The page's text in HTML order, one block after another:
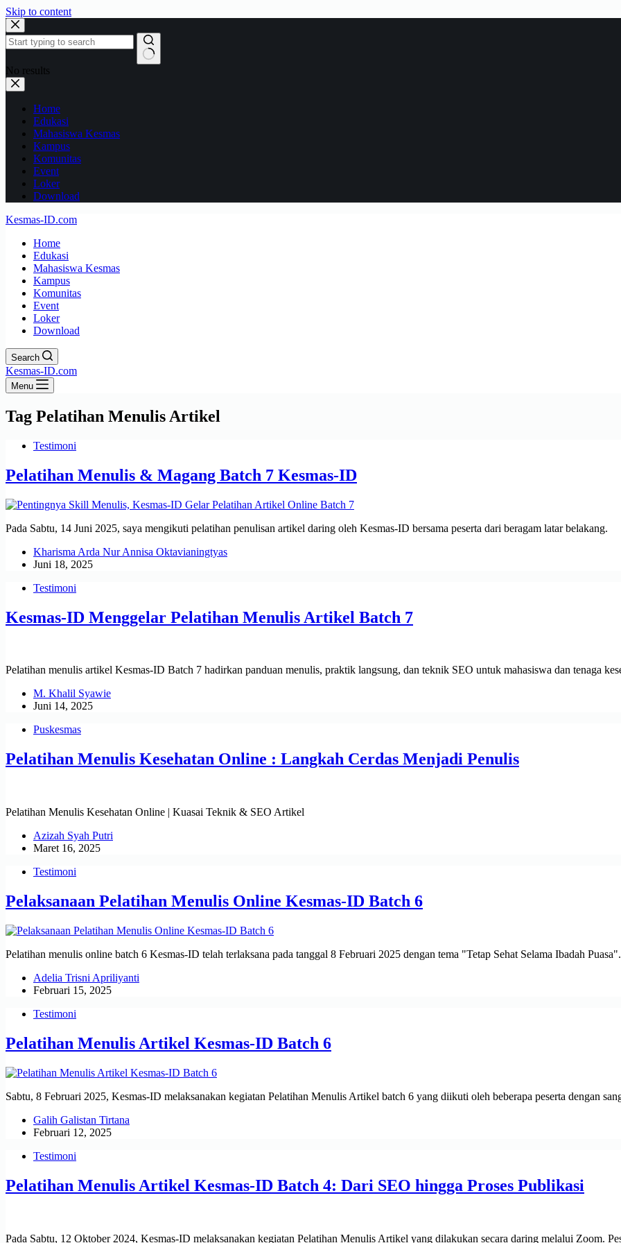
Skip to content
No results
Home
Edukasi
Mahasiswa Kesmas
Kampus
Komunitas
Event
Loker
Download
Kesmas-ID.com
Home
Edukasi
Mahasiswa Kesmas
Kampus
Komunitas
Event
Loker
Download
Search
Kesmas-ID.com
Menu
Tag Pelatihan Menulis Artikel
Testimoni
Pelatihan Menulis & Magang Batch 7 Kesmas-ID
Pada Sabtu, 14 Juni 2025, saya mengikuti pelatihan penulisan artikel daring oleh Kesmas-ID bersama peserta dari beragam latar belakang.
Kharisma Arda Nur Annisa Oktavianingtyas
Juni 18, 2025
Testimoni
Kesmas-ID Menggelar Pelatihan Menulis Artikel Batch 7
Pelatihan menulis artikel Kesmas-ID Batch 7 hadirkan panduan menulis, praktik langsung, dan teknik SEO untuk mahasiswa dan tenaga
M. Khalil Syawie
Juni 14, 2025
Puskesmas
Pelatihan Menulis Kesehatan Online : Langkah Cerdas Menjadi Penulis
Pelatihan Menulis Kesehatan Online | Kuasai Teknik & SEO Artikel
Azizah Syah Putri
Maret 16, 2025
Testimoni
Pelaksanaan Pelatihan Menulis Online Kesmas-ID Batch 6
Pelatihan menulis online batch 6 Kesmas-ID telah terlaksana pada tanggal 8 Februari 2025 dengan tema "Tetap Sehat Selama Ibadah Puasa".
Adelia Trisni Apriliyanti
Februari 15, 2025
Testimoni
Pelatihan Menulis Artikel Kesmas-ID Batch 6
Sabtu, 8 Februari 2025, Kesmas-ID melaksanakan kegiatan Pelatihan Menulis Artikel batch 6 yang diikuti oleh beberapa peserta dengan
Galih Galistan Tirtana
Februari 12, 2025
Testimoni
Pelatihan Menulis Artikel Kesmas-ID Batch 4: Dari SEO hingga Proses Publikasi
Pada Sabtu, 12 Oktober 2024, Kesmas-ID melaksanakan kegiatan Pelatihan Menulis Artikel yang dilakukan secara daring melalui Zoom.